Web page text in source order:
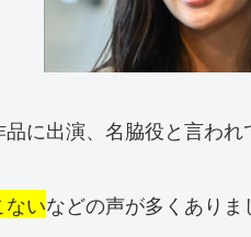
に出演、名脇役と言われ
ないなどの声が多くありま